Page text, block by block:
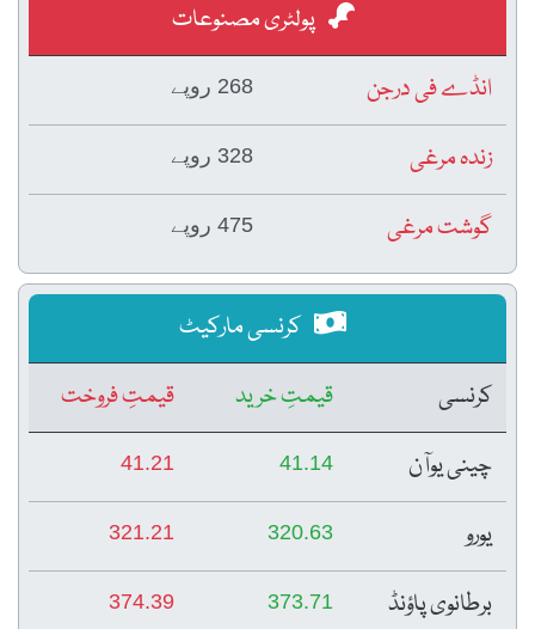
پولٹری مصنوعات
انڈے فی درجن
268 روپے
زندہ مرغی 328 روپے
گوشت مرغی 475 روپے
کرنسی مارکیٹ
کرنسی
قیمتِ خرید
قیمتِ فروخت
چینی یوآن
41.14
41.21
یورو 320.63
321.21
برطانوی پاؤنڈ 373.71
374.39